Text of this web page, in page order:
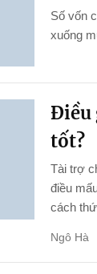
Số vốn
xuống
Điều
tốt?
Tài trợ
điều
cách
Ngô Hà